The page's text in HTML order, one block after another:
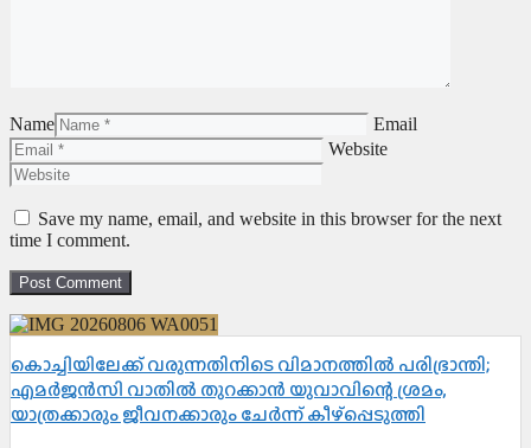
Name
Email
Website
Save my name, email, and website in this browser for the next
time I comment.
കൊച്ചിയിലേക്ക് വരുന്നതിനിടെ വിമാനത്തിൽ പരിഭ്രാന്തി;
എമർജൻസി വാതിൽ തുറക്കാൻ യുവാവിന്റെ ശ്രമം,
യാത്രക്കാരും ജീവനക്കാരും ചേർന്ന് കീഴ്പ്പെടുത്തി